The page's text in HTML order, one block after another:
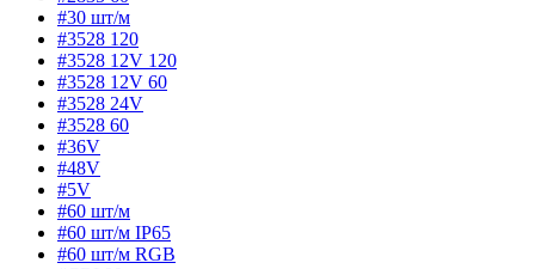
#30 шт/м
#3528 120
#3528 12V 120
#3528 12V 60
#3528 24V
#3528 60
#36V
#48V
#5V
#60 шт/м
#60 шт/м IP65
#60 шт/м RGB